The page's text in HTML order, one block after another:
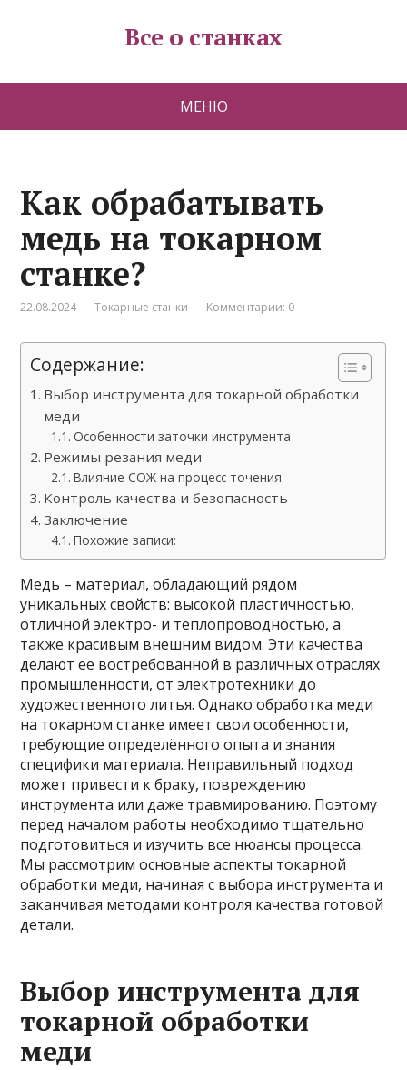
Все о станках
МЕНЮ
Как обрабатывать
медь на токарном
станке?
22.08.2024 Токарные станки Комментарии: 0
Содержание:
Выбор инструмента для токарной обработки
меди
Особенности заточки инструмента
Режимы резания меди
Влияние СОЖ на процесс точения
Контроль качества и безопасность
Заключение
Похожие записи:
Медь – материал, обладающий рядом
уникальных свойств: высокой пластичностью,
отличной электро- и теплопроводностью, а
также красивым внешним видом. Эти качества
делают ее востребованной в различных отраслях
промышленности, от электротехники до
художественного литья. Однако обработка меди
на токарном станке имеет свои особенности,
требующие определённого опыта и знания
специфики материала. Неправильный подход
может привести к браку, повреждению
инструмента или даже травмированию. Поэтому
перед началом работы необходимо тщательно
подготовиться и изучить все нюансы процесса.
Мы рассмотрим основные аспекты токарной
обработки меди, начиная с выбора инструмента и
заканчивая методами контроля качества готовой
детали.
Выбор инструмента для
токарной обработки
меди